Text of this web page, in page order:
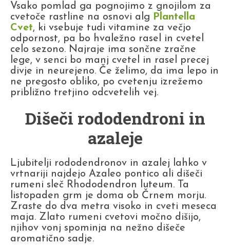
Vsako pomlad ga pognojimo z gnojilom za
cvetoče rastline na osnovi alg Plantella
Cvet, ki vsebuje tudi vitamine za večjo
odpornost, pa bo hvaležno rasel in cvetel
celo sezono. Najraje ima sončne zračne
lege, v senci bo manj cvetel in rasel precej
divje in neurejeno. Če želimo, da ima lepo in
ne pregosto obliko, po cvetenju izrežemo
približno tretjino odcvetelih vej.
Dišeči rododendroni in
azaleje
Ljubitelji rododendronov in azalej lahko v
vrtnariji najdejo Azaleo pontico ali dišeči
rumeni sleč Rhododendron luteum. Ta
listopaden grm je doma ob Črnem morju.
Zraste do dva metra visoko in cveti meseca
maja. Zlato rumeni cvetovi močno dišijo,
njihov vonj spominja na nežno dišeče
aromatično sadje.